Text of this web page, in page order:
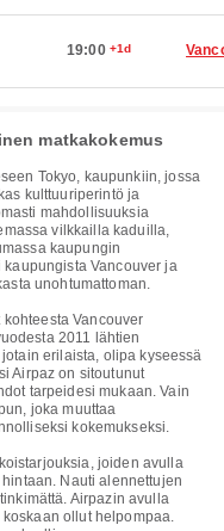
19:00 +1d
matkakokemus
Tokyo, kaupunkiin, jossa
kulttuuriperintö ja
mahdollisuuksia
vilkkailla kaduilla,
kaupungin
Vancouver ja
unohtumattoman.
Vancouver
2011 lähtien
erilaista, olipa kyseessä
Airpaz on sitoutunut
tarpeidesi mukaan. Vain
joka muuttaa
kokemukseksi.
joiden avulla
Nauti alennettujen
Airpazin avulla
ollut helpompaa.